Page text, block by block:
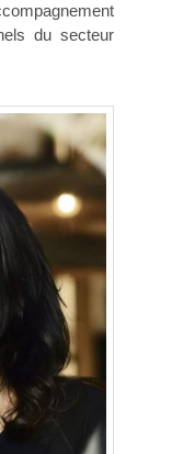
du secteur